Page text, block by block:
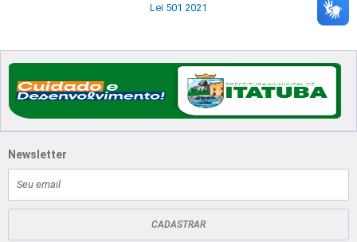
Lei 501 2021
Newsletter
mail
CADASTRAR